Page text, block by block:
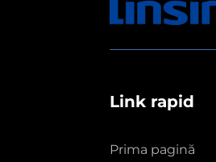
Link rapid
Prima pagină